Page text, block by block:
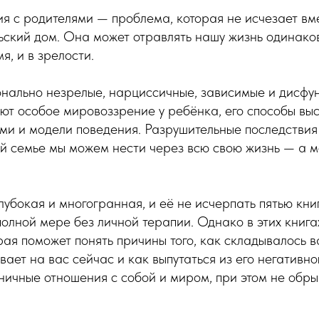
с родителями — проблема, которая не исчезает
дом. Она может отравлять нашу жизнь
и в зрелости.
незрелые, нарциссичные, зависимые и
особое мировоззрение у ребёнка, его способы
и модели поведения. Разрушительные
семье мы можем нести через всю свою жизнь — а
и многогранная, и её не исчерпать пятью
мере без личной терапии. Однако в этих
поможет понять причины того, как складывалось
на вас сейчас и как выпутаться из его
отношения с собой и миром, при этом не